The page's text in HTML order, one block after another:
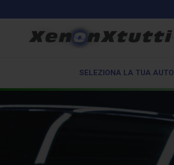
SELEZIONA LA TUA AUTO